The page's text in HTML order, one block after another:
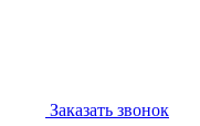
Заказать звонок